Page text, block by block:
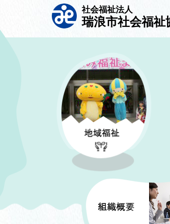
社会福祉法人
瑞浪市社会福祉